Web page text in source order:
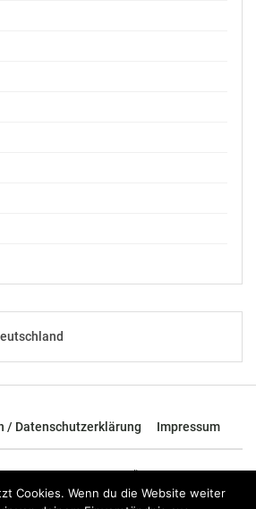
/ Datenschutzerklärung Impressum
- Nachrichten aus Österreich und der
ganzen Welt.
Cookies. Wenn du die Website weiter